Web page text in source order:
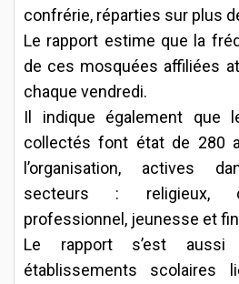
confrérie, réparties sur plus
Le rapport estime que la
de ces mosquées affiliées
chaque vendredi.
Il indique également que
collectés font état de 280
l’organisation, actives
secteurs : religieux,
professionnel, jeunesse et
Le rapport s’est
établissements scolaires